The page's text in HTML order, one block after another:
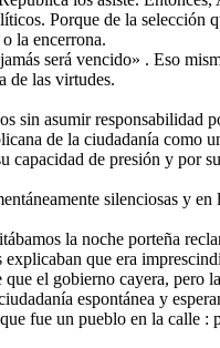
Porque de la selección
la encerrona.
será vencido» . Eso
de las virtudes.
asumir responsabilidad
de la ciudadanía como
capacidad de presión y por
silenciosas y en
la noche porteña
explicaban que era
el gobierno cayera, pero
espontánea y
fue un pueblo en la calle :